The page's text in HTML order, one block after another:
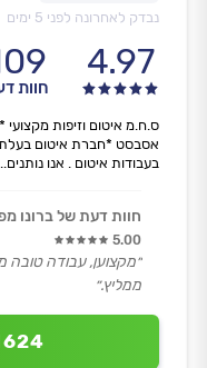
נבדק לאחרונה לפני 5 ימים
4.97
חוות
ס.ח.מ איטום וזיפות
אסבסט *חברת איטום בעלת
בעבודות איטום . אנו
חוות דעת של ברונו
5.00
״מקצוען, עבודה טובה
ממליץ.״